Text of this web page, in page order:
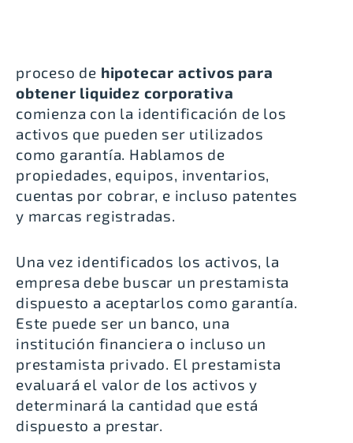
proceso de hipotecar activos para
obtener liquidez corporativa
comienza con la identificación de los
activos que pueden ser utilizados
como garantía. Hablamos de
propiedades, equipos, inventarios,
cuentas por cobrar, e incluso patentes
y marcas registradas.
Una vez identificados los activos, la
empresa debe buscar un prestamista
dispuesto a aceptarlos como garantía.
Este puede ser un banco, una
institución financiera o incluso un
prestamista privado. El prestamista
evaluará el valor de los activos y
determinará la cantidad que está
dispuesto a prestar.